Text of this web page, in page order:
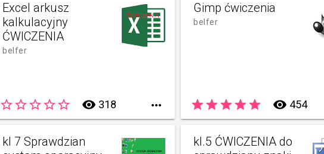
Excel arkusz
kalkulacyjny
ĆWICZENIA
belfer
star_borderstar_borderstar_borderstar_borderstar_border remove_red_eye 318 
Gimp ćwiczenia
belfer
starstarstarstarstar remove_red_eye 454
kl 7 Sprawdzian
kl.5 ĆWICZENIA do